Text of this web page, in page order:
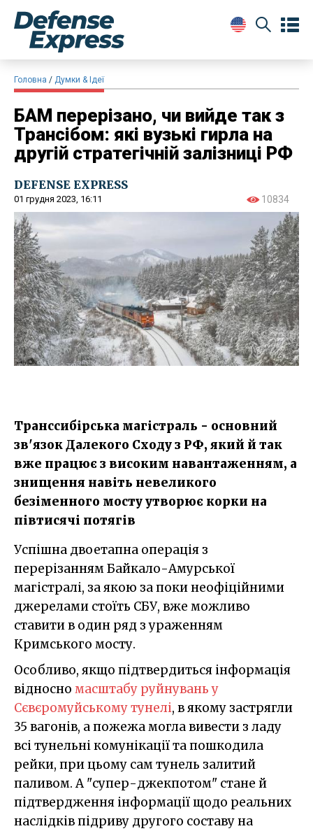
Головна Думки & Ідеї
БАМ перерізано, чи вийде так з
Трансібом: які вузькі гирла на
другій стратегічній залізниці РФ
DEFENSE EXPRESS
01 грудня 2023, 16:11 10834
Транссибірська магістраль - основний
зв'язок Далекого Сходу з РФ, який й так
вже працює з високим навантаженням, а
знищення навіть невеликого
безіменного мосту утворює корки на
півтисячі потягів
Успішна двоетапна операція з
перерізанням Байкало-Амурської
магістралі, за якою за поки неофіційними
джерелами стоїть СБУ, вже можливо
ставити в один ряд з ураженням
Кримського мосту.
Особливо, якщо підтвердиться інформація
відносно масштабу руйнувань у
Сєвєромуйському тунелі, в якому застрягли
35 вагонів, а пожежа могла вивести з ладу
всі тунельні комунікації та пошкодила
рейки, при цьому сам тунель залитий
паливом. А "супер-джекпотом" стане й
підтвердження інформації щодо реальних
наслідків підриву другого составу на